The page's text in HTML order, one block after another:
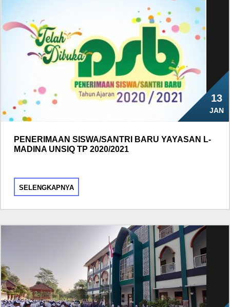
13
JAN
PENERIMAAN SISWA/SANTRI BARU YAYASAN L-
MADINA UNSIQ TP 2020/2021
SELENGKAPNYA